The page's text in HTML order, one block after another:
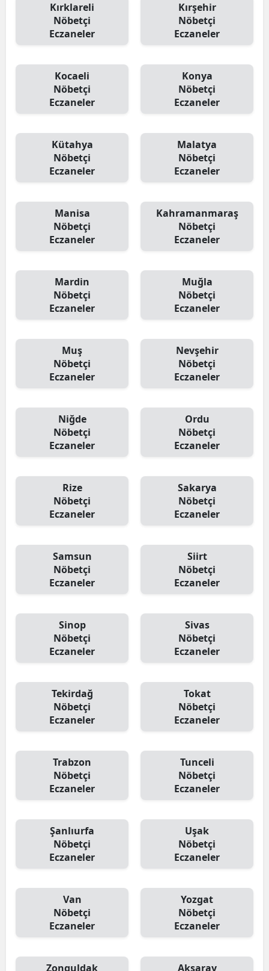
Kırklareli
Nöbetçi
Eczaneler
Kırşehir
Nöbetçi
Eczaneler
Kocaeli
Nöbetçi
Eczaneler
Konya
Nöbetçi
Eczaneler
Kütahya
Nöbetçi
Eczaneler
Malatya
Nöbetçi
Eczaneler
Manisa
Nöbetçi
Eczaneler
Kahramanmaraş
Nöbetçi
Eczaneler
Mardin
Nöbetçi
Eczaneler
Muğla
Nöbetçi
Eczaneler
Muş
Nöbetçi
Eczaneler
Nevşehir
Nöbetçi
Eczaneler
Niğde
Nöbetçi
Eczaneler
Ordu
Nöbetçi
Eczaneler
Rize
Nöbetçi
Eczaneler
Sakarya
Nöbetçi
Eczaneler
Samsun
Nöbetçi
Eczaneler
Siirt
Nöbetçi
Eczaneler
Sinop
Nöbetçi
Eczaneler
Sivas
Nöbetçi
Eczaneler
Tekirdağ
Nöbetçi
Eczaneler
Tokat
Nöbetçi
Eczaneler
Trabzon
Nöbetçi
Eczaneler
Tunceli
Nöbetçi
Eczaneler
Şanlıurfa
Nöbetçi
Eczaneler
Uşak
Nöbetçi
Eczaneler
Van
Nöbetçi
Eczaneler
Yozgat
Nöbetçi
Eczaneler
Zonguldak Aksaray